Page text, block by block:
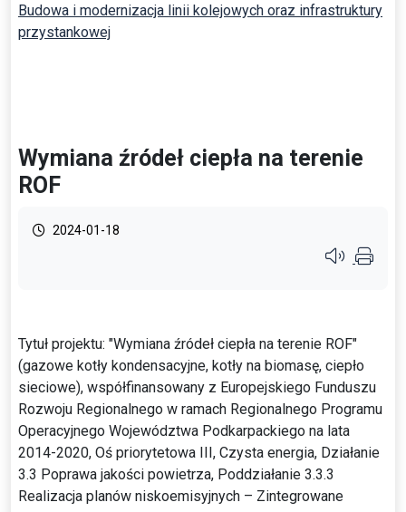
Budowa i modernizacja linii kolejowych oraz infrastruktury
przystankowej
Wymiana źródeł ciepła na terenie
ROF
2024-01-18
Przycisk
Tytuł projektu: "Wymiana źródeł ciepła na terenie ROF"
(gazowe kotły kondensacyjne, kotły na biomasę, ciepło
sieciowe), współfinansowany z Europejskiego Funduszu
Rozwoju Regionalnego w ramach Regionalnego Programu
Operacyjnego Województwa Podkarpackiego na lata
2014-2020, Oś priorytetowa III, Czysta energia, Działanie
3.3 Poprawa jakości powietrza, Poddziałanie 3.3.3
Realizacja planów niskoemisyjnych – Zintegrowane